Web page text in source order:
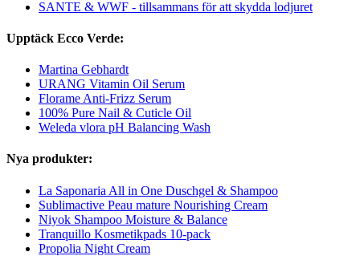
SANTE & WWF - tillsammans för att skydda lodjuret
Upptäck Ecco Verde:
Martina Gebhardt
URANG Vitamin Oil Serum
Florame Anti-Frizz Serum
100% Pure Nail & Cuticle Oil
Weleda vlora pH Balancing Wash
Nya produkter:
La Saponaria All in One Duschgel & Shampoo
Sublimactive Peau mature Nourishing Cream
Niyok Shampoo Moisture & Balance
Tranquillo Kosmetikpads 10-pack
Propolia Night Cream